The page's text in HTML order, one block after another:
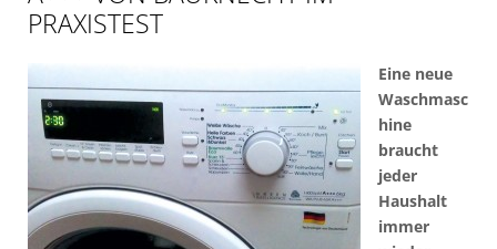
PRAXISTEST
Eine neue
Waschmasc
hine
braucht
jeder
Haushalt
immer